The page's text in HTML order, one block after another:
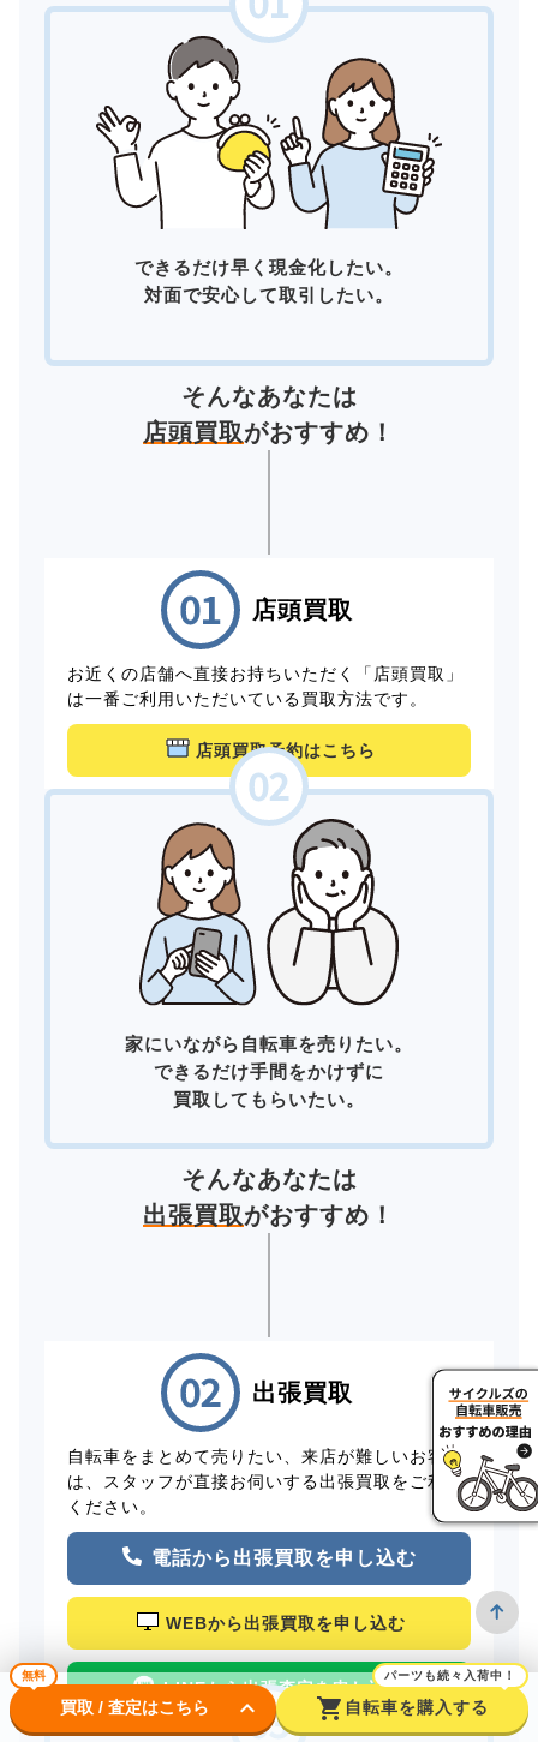
できるだけ早く現金化したい。
対面で安心して取引したい。
そんなあなたは
店頭買取がおすすめ！
店頭買取
お近くの店舗へ直接お持ちいただく「店頭買取」
は一番ご利用いただいている買取方法です。
店頭買取予約はこちら
家にいながら自転車を売りたい。
できるだけ手間をかけずに
買取してもらいたい。
そんなあなたは
出張買取がおすすめ！
出張買取
自転車をまとめて売りたい、来店が難しいお客様
は、スタッフが直接お伺いする出張買取をご利用
ください。
電話から出張買取を申し込む
WEBから出張買取を申し込む
LINEから出張査定を申し込む
無料
買取 / 査定はこちら keyboard_arrow_down shopping_cart
パーツも続々入荷中！
自転車を購入する